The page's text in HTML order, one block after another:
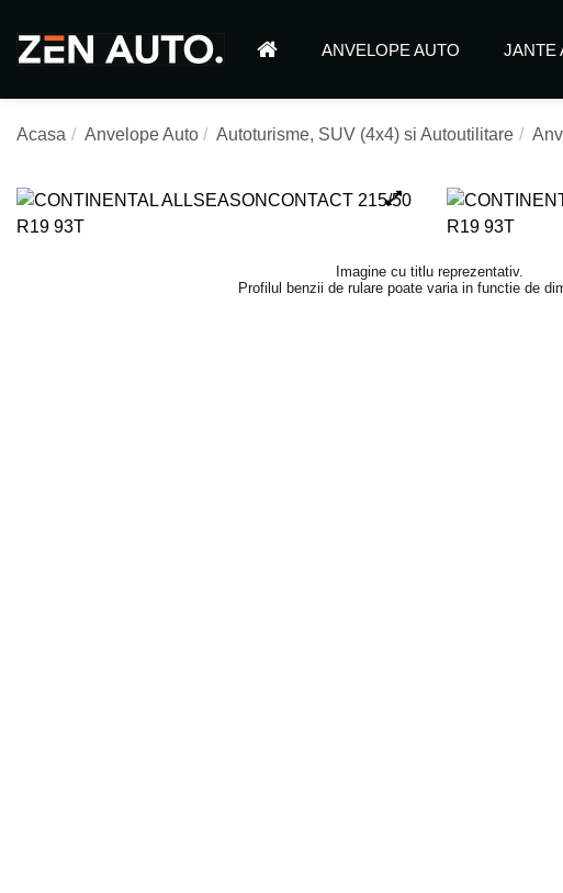
ANVELOPE AUTO JANTE
Acasa Anvelope Auto Autoturisme, SUV (4x4) si Autoutilitare
Imagine cu titlu reprezentativ.
Profilul benzii de rulare poate varia in functie de